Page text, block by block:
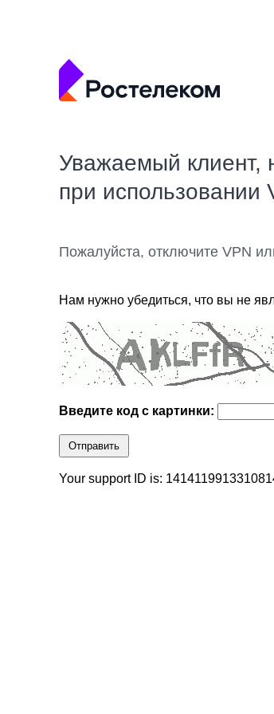
Уважаемый клиент,
при использовании
Пожалуйста, отключите VPN
Нам нужно убедиться, что вы не
Введите код с картинки:
Отправить
Your support ID is: